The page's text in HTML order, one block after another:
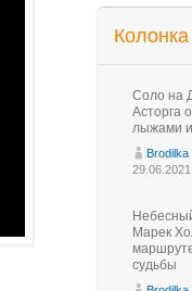
Соло на
Асторга
лыжами
Brodilka
Марек
судьбы